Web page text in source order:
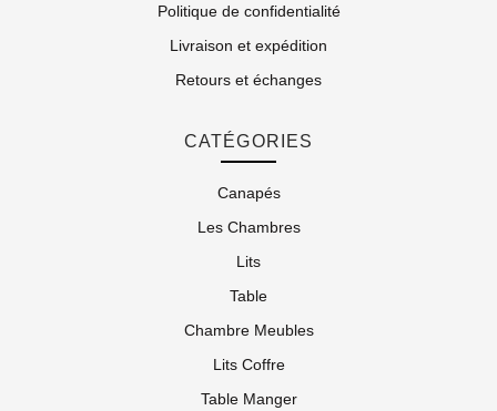
Politique de confidentialité
Livraison et expédition
Retours et échanges
CATÉGORIES
Canapés
Les Chambres
Lits
Table
Chambre Meubles
Lits Coffre
Table Manger